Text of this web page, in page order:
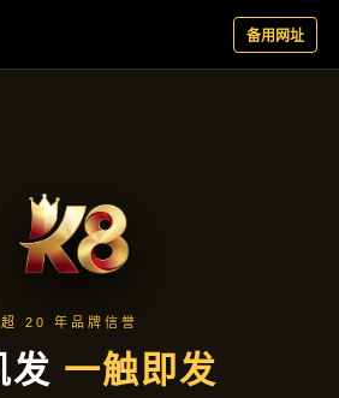
项目案例
首页 项目案例